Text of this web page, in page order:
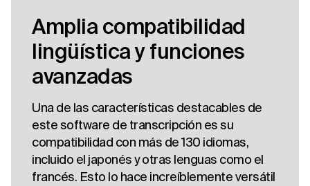
Amplia compatibilidad
lingüística y funciones
avanzadas
Una de las características destacables de
este software de transcripción es su
compatibilidad con más de 130 idiomas,
incluido el japonés y otras lenguas como el
francés. Esto lo hace increíblemente versátil